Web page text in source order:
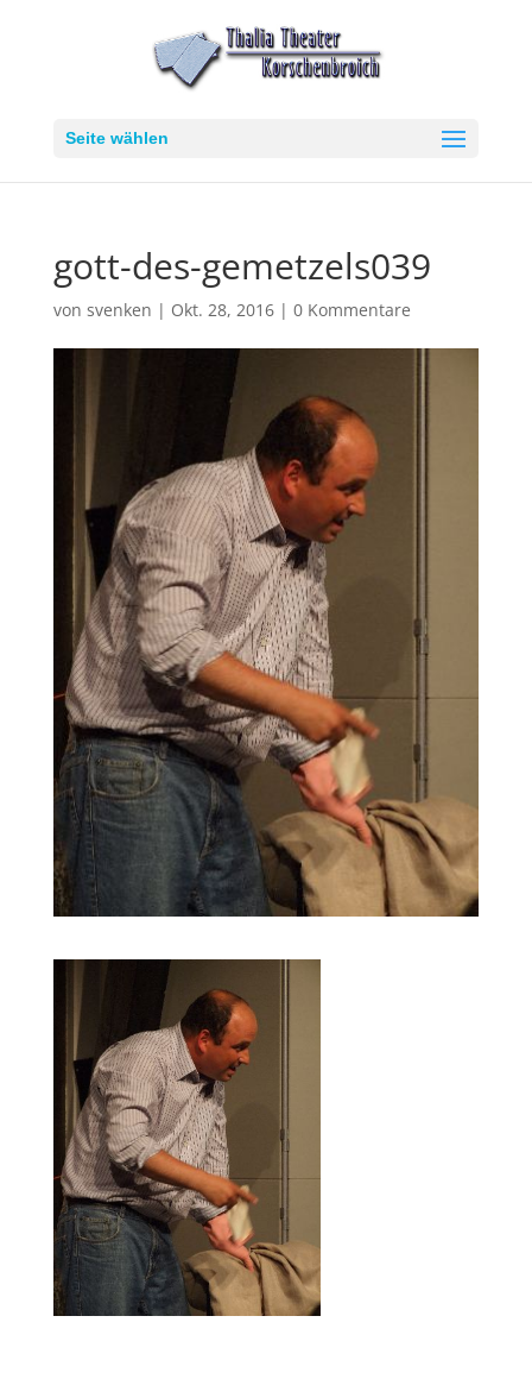
Seite wählen
gott-des-gemetzels039
von svenken | Okt. 28, 2016| 0 Kommentare